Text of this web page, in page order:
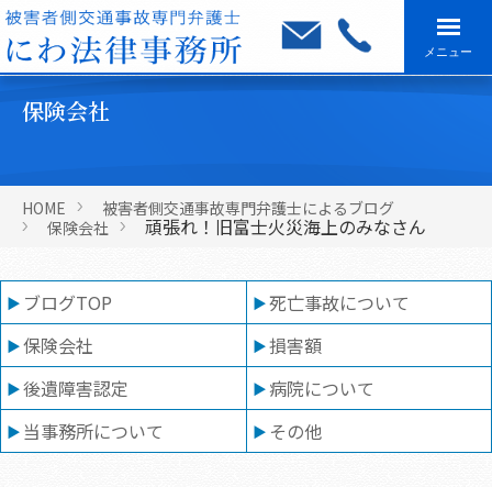
メニュー
保険会社
HOME
被害者側交通事故専門弁護士によるブログ
保険会社
頑張れ！旧富士火災海上のみなさん
ブログTOP
死亡事故について
保険会社
損害額
後遺障害認定
病院について
当事務所について
その他